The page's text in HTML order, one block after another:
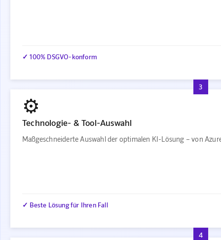
✓ 100% DSGVO-konform
3
⚙️
Technologie- & Tool-Auswahl
Maßgeschneiderte Auswahl der optimalen KI-Lösung – von
✓ Beste Lösung für Ihren Fall
4